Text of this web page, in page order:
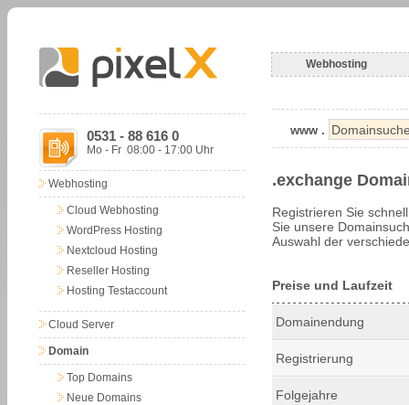
Webhosting
0531 - 88 616 0
Mo - Fr 08:00 - 17:00 Uhr
Webhosting
Cloud Webhosting
WordPress Hosting
Nextcloud Hosting
Reseller Hosting
Hosting Testaccount
Cloud Server
Domain
Top Domains
Neue Domains
www .
.exchange
Registrieren Sie
Sie unsere
Auswahl der
Preise und Laufzeit
Domainendung
Registrierung
Folgejahre